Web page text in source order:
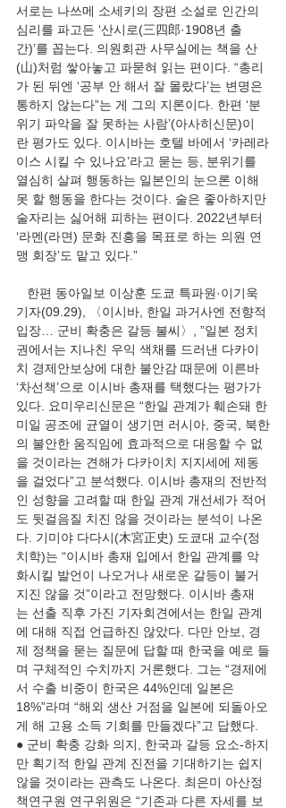
서로는 나쓰메 소세키의 장편 소설로 인간의
심리를 파고든 ‘산시로(三四郎·1908년 출
간)’를 꼽는다. 의원회관 사무실에는 책을 산
(山)처럼 쌓아놓고 파묻혀 읽는 편이다. “총리
가 된 뒤엔 ‘공부 안 해서 잘 몰랐다’는 변명은
통하지 않는다”는 게 그의 지론이다. 한편 ‘분
위기 파악을 잘 못하는 사람’(아사히신문)이
란 평가도 있다. 이시바는 호텔 바에서 ‘카레라
이스 시킬 수 있나요’라고 묻는 등, 분위기를
열심히 살펴 행동하는 일본인의 눈으론 이해
못 할 행동을 한다는 것이다. 술은 좋아하지만
술자리는 싫어해 피하는 편이다. 2022년부터
‘라멘(라면) 문화 진흥을 목표로 하는 의원 연
맹 회장’도 맡고 있다.”
한편 동아일보 이상훈 도쿄 특파원·이기욱
기자(09.29), 〈이시바, 한일 과거사엔 전향적
입장… 군비 확충은 갈등 불씨〉, ”일본 정치
권에서는 지나친 우익 색채를 드러낸 다카이
치 경제안보상에 대한 불안감 때문에 이른바
‘차선책’으로 이시바 총재를 택했다는 평가가
있다. 요미우리신문은 “한일 관계가 훼손돼 한
미일 공조에 균열이 생기면 러시아, 중국, 북한
의 불안한 움직임에 효과적으로 대응할 수 없
을 것이라는 견해가 다카이치 지지세에 제동
을 걸었다”고 분석했다. 이시바 총재의 전반적
인 성향을 고려할 때 한일 관계 개선세가 적어
도 뒷걸음질 치진 않을 것이라는 분석이 나온
다. 기미야 다다시(木宮正史) 도쿄대 교수(정
치학)는 “이시바 총재 입에서 한일 관계를 악
화시킬 발언이 나오거나 새로운 갈등이 불거
지진 않을 것”이라고 전망했다. 이시바 총재
는 선출 직후 가진 기자회견에서는 한일 관계
에 대해 직접 언급하진 않았다. 다만 안보, 경
제 정책을 묻는 질문에 답할 때 한국을 예로 들
며 구체적인 수치까지 거론했다. 그는 “경제에
서 수출 비중이 한국은 44%인데 일본은
18%”라며 “해외 생산 거점을 일본에 되돌아오
게 해 고용 소득 기회를 만들겠다”고 답했다.
● 군비 확충 강화 의지, 한국과 갈등 요소-하지
만 획기적 한일 관계 진전을 기대하기는 쉽지
않을 것이라는 관측도 나온다. 최은미 아산정
책연구원 연구위원은 “기존과 다른 자세를 보